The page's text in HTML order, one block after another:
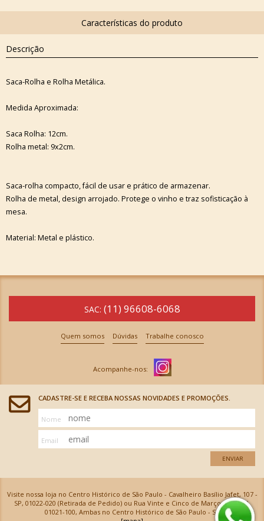
Descrição
Saca-Rolha e Rolha Metálica.
Medida Aproximada:
Saca Rolha: 12cm.
Rolha metal: 9x2cm.
Saca-rolha compacto, fácil de usar e prático de armazenar.
Rolha de metal, design arrojado. Protege o vinho e traz sofisticação à
mesa.
Material: Metal e plástico.
SAC: (11) 96608-6068
Quem somos Dúvidas Trabalhe conosco
CADASTRE-SE E RECEBA NOSSAS NOVIDADES E PROMOÇÕES.
Nome
Email
ENVIAR
Visite nossa loja no Centro Histórico de São Paulo - Cavalheiro Basílio Jafet, 107 -
SP, 01022-020 (Retirada de Pedido) ou Rua Vinte e Cinco de Março, 576 - SP,
01021-100, Ambas no Centro Histórico de São Paulo - SP